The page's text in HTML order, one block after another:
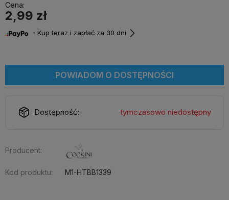
Cena:
2,99 zł
・Kup teraz i zapłać za 30 dni
POWIADOM O DOSTĘPNOŚCI
Dostępność: tymczasowo niedostępny
Producent:
Kod produktu: M1-HTBB1339